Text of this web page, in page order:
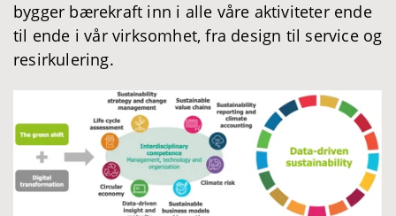
bygger bærekraft inn i alle våre aktiviteter ende
til ende i vår virksomhet, fra design til service og
resirkulering.